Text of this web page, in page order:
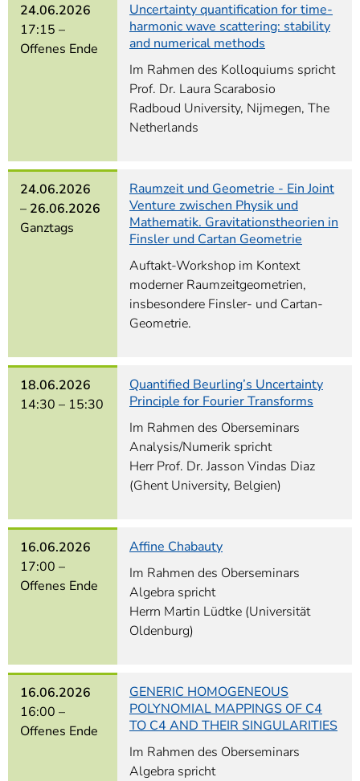
24.06.2026
17:15 –
Offenes Ende
Uncertainty quantification for time-
harmonic wave scattering: stability
and numerical methods
Im Rahmen des Kolloquiums spricht
Prof. Dr. Laura Scarabosio
Radboud University, Nijmegen, The
Netherlands
24.06.2026
– 26.06.2026
Ganztags
Raumzeit und Geometrie - Ein Joint
Venture zwischen Physik und
Mathematik. Gravitationstheorien in
Finsler und Cartan Geometrie
Auftakt-Workshop im Kontext
moderner Raumzeitgeometrien,
insbesondere Finsler- und Cartan-
Geometrie.
18.06.2026
14:30 – 15:30
Quantified Beurling’s Uncertainty
Principle for Fourier Transforms
Im Rahmen des Oberseminars
Analysis/Numerik spricht
Herr Prof. Dr. Jasson Vindas Diaz
(Ghent University, Belgien)
16.06.2026
17:00 –
Offenes Ende
Affine Chabauty
Im Rahmen des Oberseminars
Algebra spricht
Herrn Martin Lüdtke (Universität
Oldenburg)
16.06.2026
16:00 –
Offenes Ende
GENERIC HOMOGENEOUS
POLYNOMIAL MAPPINGS OF C4
TO C4 AND THEIR SINGULARITIES
Im Rahmen des Oberseminars
Algebra spricht